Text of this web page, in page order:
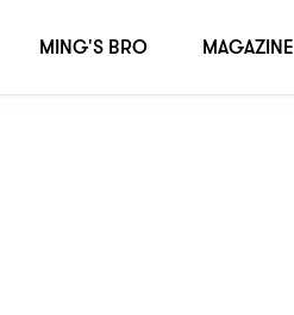
MING'S BRO MAGAZINE